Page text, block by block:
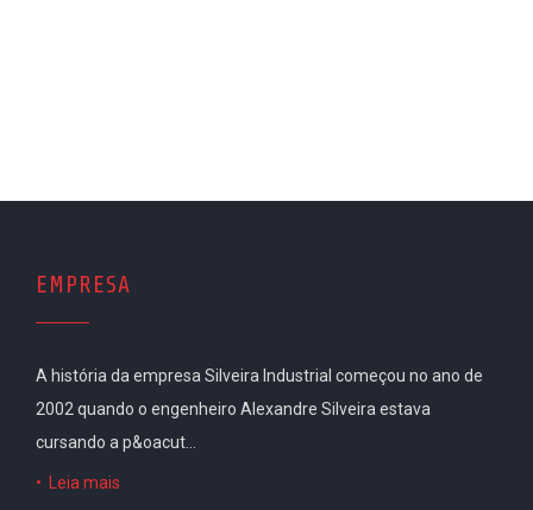
EMPRESA
A história da empresa Silveira Industrial começou no ano de
2002 quando o engenheiro Alexandre Silveira estava
cursando a p&oacut...
• Leia mais